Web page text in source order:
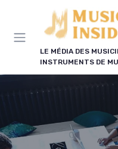
LE MÉDIA DES
INSTRUMENTS DE
Panneau de gestion des